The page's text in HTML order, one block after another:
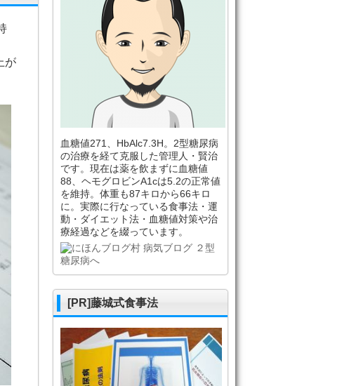
が
血糖値271、HbAlc7.3H。2型糖尿病
の治療を経て克服した管理人・賢治
です。現在は薬を飲まずに血糖値
88、ヘモグロビンA1cは5.2の正常値
を維持。体重も87キロから66キロ
に。実際に行なっている食事法・運
動・ダイエット法・血糖値対策や治
療経過などを綴っています。
[PR]藤城式食事法